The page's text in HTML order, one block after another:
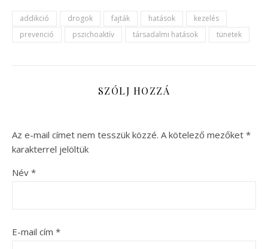
addikció drogok fajták hatások
kezelés
prevenció
pszichoaktív társadalmi hatások tünetek
SZÓLJ HOZZÁ
Az e-mail címet nem tesszük közzé. A kötelező mezőket *
karakterrel jelöltük
Név *
E-mail cím *